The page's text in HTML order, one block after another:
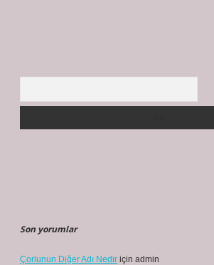
Son yorumlar
Çorlunun Diğer Adı Nedir için admin